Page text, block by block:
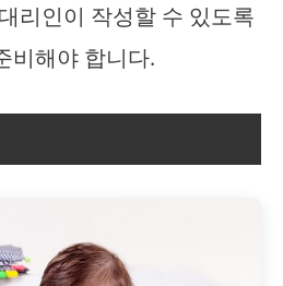
대리인이 작성할 수 있도록
비해야 합니다.